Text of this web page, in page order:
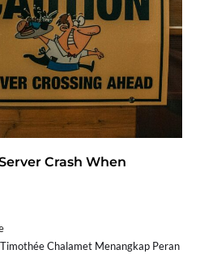
Crash When
Chalamet Menangkap Peran